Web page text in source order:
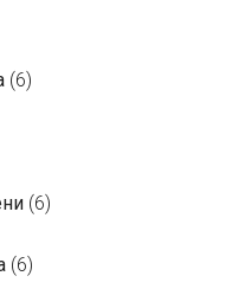
(6)
(6)
(6)